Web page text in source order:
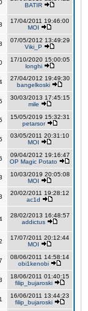
BATIR
17/04/2011 19:46:00
MOI
07/05/2012 13:49:29
Viki_P
17/10/2020 15:00:05
longhi
27/04/2012 19:49:30
bangelkoski
30/03/2013 17:45:15
mile
15/05/2019 15:32:31
petarsor
03/05/2011 20:31:10
MOI
09/04/2012 19:16:47
OP Magic Potato
10/03/2019 20:05:08
MOI
20/02/2011 19:28:12
ac1d
28/02/2013 16:48:57
addictus
17/07/2011 20:12:44
MOI
08/06/2011 14:58:14
obi1kenobi
18/06/2011 01:40:15
filip_bujaroski
16/06/2011 13:44:23
filip_bujaroski